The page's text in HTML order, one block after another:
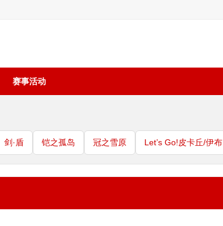
赛事活动
剑·盾 铠之孤岛 冠之雪原 Let’s Go!皮卡丘/伊布